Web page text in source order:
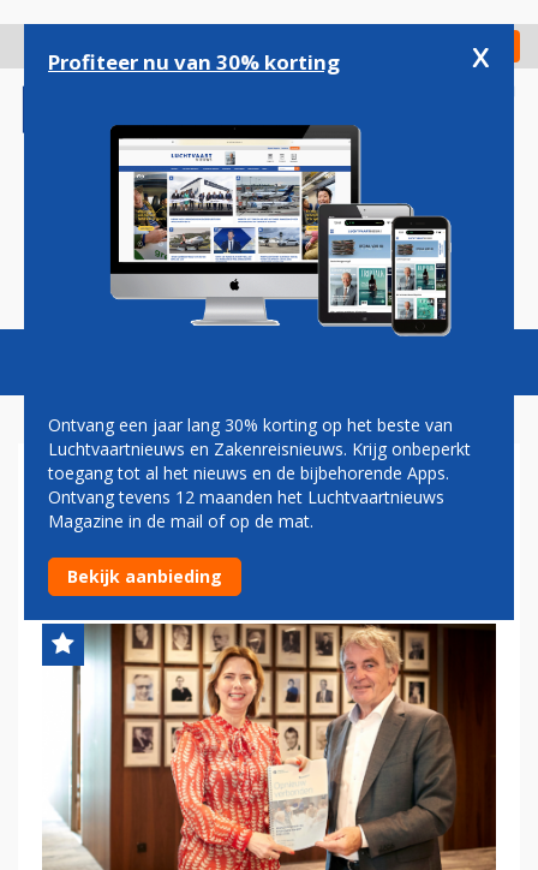
gaan
Check in
Magazine Podcasts Vacatures
ADVIES: GROEI OP
EINDHOVEN AIRPORT NIET
MEER CENTRAAL STELLEN
Profiteer nu van 30% korting x
Ontvang een jaar lang 30% korting op het beste van
Luchtvaartnieuws en Zakenreisnieuws. Krijg onbeperkt
toegang tot al het nieuws en de bijbehorende Apps.
Ontvang tevens 12 maanden het Luchtvaartnieuws
Magazine in de mail of op de mat.
Bekijk aanbieding